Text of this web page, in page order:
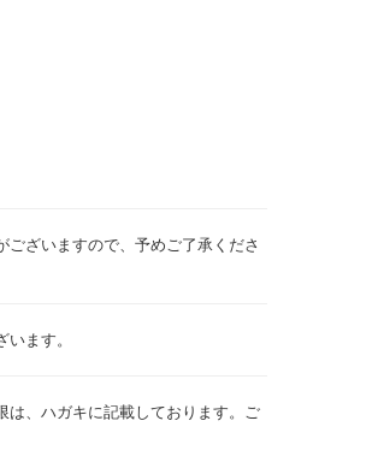
ざいますので、予めご了承くださ
ます。
、ハガキに記載しております。ご